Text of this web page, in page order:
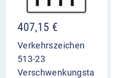
407,15 €
Verkehrszeichen
513-23
Verschwenkungsta